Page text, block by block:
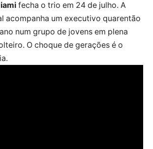
fecha o trio em 24 de julho. A
acompanha um executivo quarentão
num grupo de jovens em plena
O choque de gerações é o